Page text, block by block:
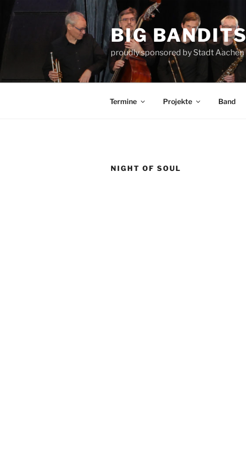
Inhalt
BIG BANDITS
proudly sponsored by Stadt Aachen
Termine Projekte Band
NIGHT OF SOUL